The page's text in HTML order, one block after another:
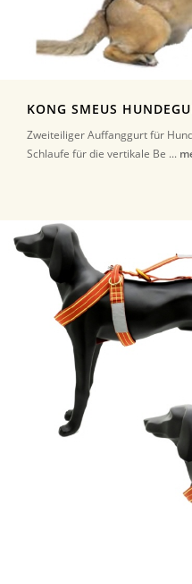
KONG SMEUS
Zweiteiliger Auffanggurt für
Schlaufe für die vertikale Be ...